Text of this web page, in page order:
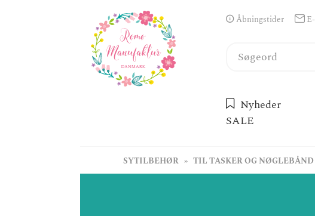
Åbningstider
Nyheder
SALE
SYTILBEHØR TIL TASKER OG NØGLEBÅND